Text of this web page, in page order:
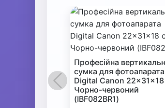
Професійна
сумка для фотоапарата
Digital Canon
Чорно-червоний
(IBF082BR1)
Попередній